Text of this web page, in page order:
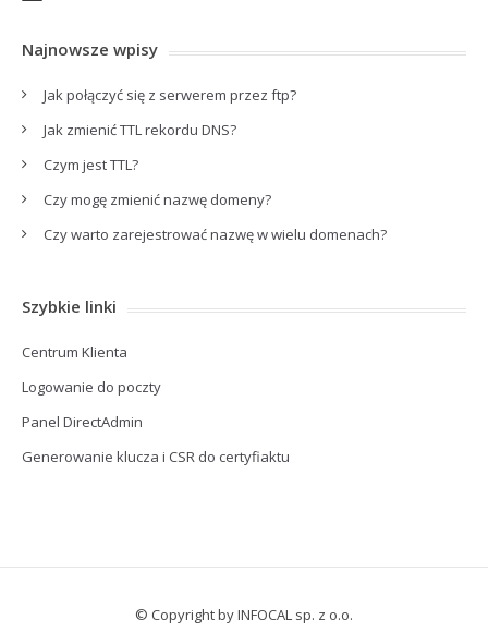
Najnowsze wpisy
Jak połączyć się z serwerem przez ftp?
Jak zmienić TTL rekordu DNS?
Czym jest TTL?
Czy mogę zmienić nazwę domeny?
Czy warto zarejestrować nazwę w wielu domenach?
Szybkie linki
Centrum Klienta
Logowanie do poczty
Panel DirectAdmin
Generowanie klucza i CSR do certyfiaktu
© Copyright by INFOCAL sp. z o.o.